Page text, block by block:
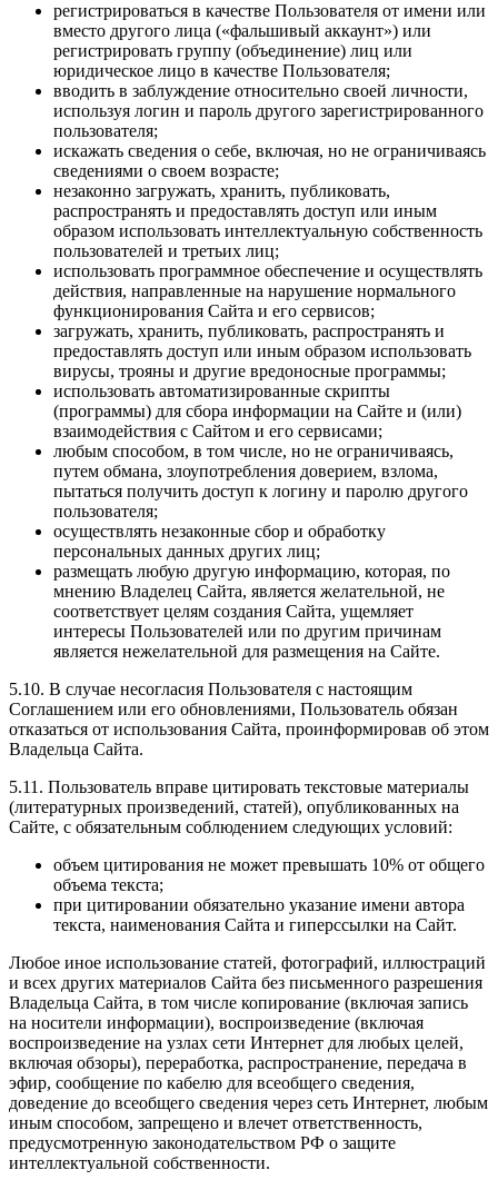
регистрироваться в качестве Пользователя от имени или
вместо другого лица («фальшивый аккаунт») или
регистрировать группу (объединение) лиц или
юридическое лицо в качестве Пользователя;
вводить в заблуждение относительно своей личности,
используя логин и пароль другого зарегистрированного
пользователя;
искажать сведения о себе, включая, но не ограничиваясь
сведениями о своем возрасте;
незаконно загружать, хранить, публиковать,
распространять и предоставлять доступ или иным
образом использовать интеллектуальную собственность
пользователей и третьих лиц;
использовать программное обеспечение и осуществлять
действия, направленные на нарушение нормального
функционирования Сайта и его сервисов;
загружать, хранить, публиковать, распространять и
предоставлять доступ или иным образом использовать
вирусы, трояны и другие вредоносные программы;
использовать автоматизированные скрипты
(программы) для сбора информации на Сайте и (или)
взаимодействия с Сайтом и его сервисами;
любым способом, в том числе, но не ограничиваясь,
путем обмана, злоупотребления доверием, взлома,
пытаться получить доступ к логину и паролю другого
пользователя;
осуществлять незаконные сбор и обработку
персональных данных других лиц;
размещать любую другую информацию, которая, по
мнению Владелец Сайта, является желательной, не
соответствует целям создания Сайта, ущемляет
интересы Пользователей или по другим причинам
является нежелательной для размещения на Сайте.
5.10. В случае несогласия Пользователя с настоящим
Соглашением или его обновлениями, Пользователь обязан
отказаться от использования Сайта, проинформировав об этом
Владельца Сайта.
5.11. Пользователь вправе цитировать текстовые материалы
(литературных произведений, статей), опубликованных на
Сайте, с обязательным соблюдением следующих условий:
объем цитирования не может превышать 10% от общего
объема текста;
при цитировании обязательно указание имени автора
текста, наименования Сайта и гиперссылки на Сайт.
Любое иное использование статей, фотографий, иллюстраций
и всех других материалов Сайта без письменного разрешения
Владельца Сайта, в том числе копирование (включая запись
на носители информации), воспроизведение (включая
воспроизведение на узлах сети Интернет для любых целей,
включая обзоры), переработка, распространение, передача в
эфир, сообщение по кабелю для всеобщего сведения,
доведение до всеобщего сведения через сеть Интернет, любым
иным способом, запрещено и влечет ответственность,
предусмотренную законодательством РФ о защите
интеллектуальной собственности.